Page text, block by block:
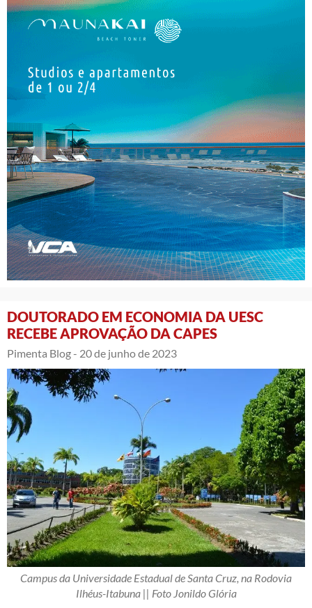
DOUTORADO EM ECONOMIA DA UESC
RECEBE APROVAÇÃO DA CAPES
Pimenta Blog - 20 de junho de 2023
Campus da Universidade Estadual de Santa Cruz, na Rodovia
Ilhéus-Itabuna || Foto Jonildo Glória